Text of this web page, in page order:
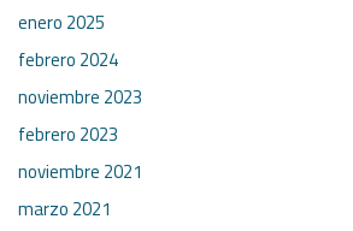
enero 2025
febrero 2024
noviembre 2023
febrero 2023
noviembre 2021
marzo 2021